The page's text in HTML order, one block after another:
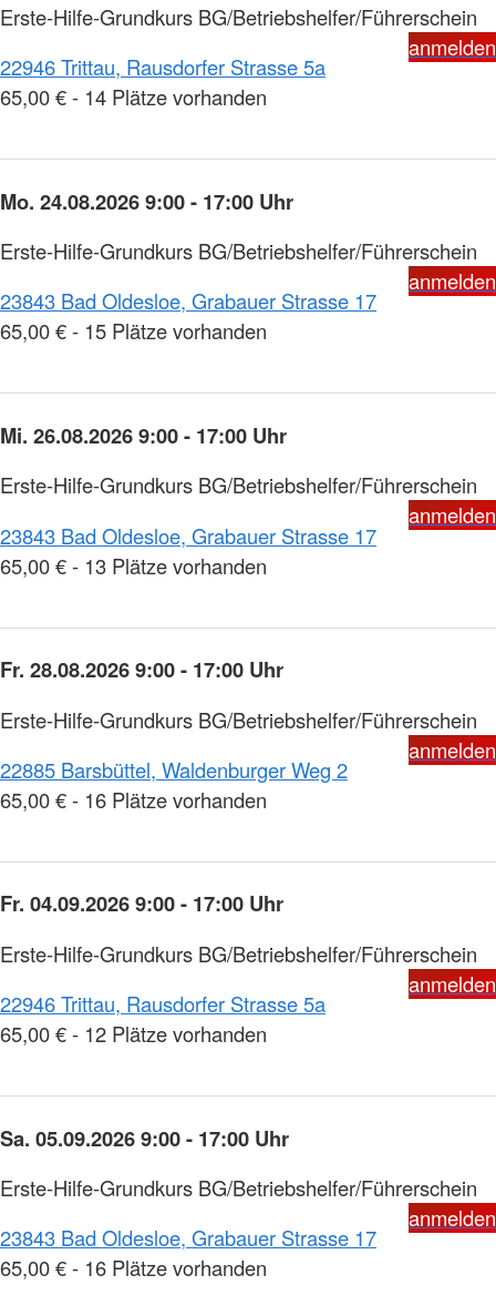
Erste-Hilfe-Grundkurs BG/Betriebshelfer/Führerschein
anmelden
22946 Trittau, Rausdorfer Strasse 5a
65,00 € - 14 Plätze vorhanden
Mo. 24.08.2026 9:00 - 17:00 Uhr
Erste-Hilfe-Grundkurs BG/Betriebshelfer/Führerschein
anmelden
23843 Bad Oldesloe, Grabauer Strasse 17
65,00 € - 15 Plätze vorhanden
Mi. 26.08.2026 9:00 - 17:00 Uhr
Erste-Hilfe-Grundkurs BG/Betriebshelfer/Führerschein
anmelden
23843 Bad Oldesloe, Grabauer Strasse 17
65,00 € - 13 Plätze vorhanden
Fr. 28.08.2026 9:00 - 17:00 Uhr
Erste-Hilfe-Grundkurs BG/Betriebshelfer/Führerschein
anmelden
22885 Barsbüttel, Waldenburger Weg 2
65,00 € - 16 Plätze vorhanden
Fr. 04.09.2026 9:00 - 17:00 Uhr
Erste-Hilfe-Grundkurs BG/Betriebshelfer/Führerschein
anmelden
22946 Trittau, Rausdorfer Strasse 5a
65,00 € - 12 Plätze vorhanden
Sa. 05.09.2026 9:00 - 17:00 Uhr
Erste-Hilfe-Grundkurs BG/Betriebshelfer/Führerschein
anmelden
23843 Bad Oldesloe, Grabauer Strasse 17
65,00 € - 16 Plätze vorhanden